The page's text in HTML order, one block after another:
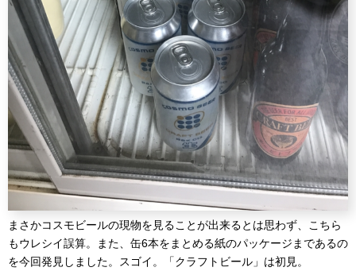
まさかコスモビールの現物を見ることが出来るとは思わず、こちら
もウレシイ誤算。また、缶6本をまとめる紙のパッケージまであるの
を今回発見しました。スゴイ。「クラフトビール」は初見。